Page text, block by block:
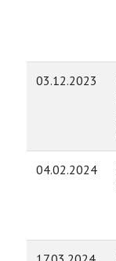
03.12.2023
04.02.2024